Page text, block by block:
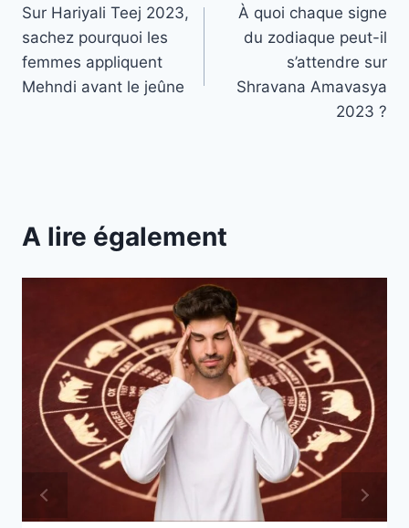
de
l’article
Sur Hariyali Teej 2023,
sachez pourquoi les
femmes appliquent
Mehndi avant le jeûne
À quoi chaque signe
du zodiaque peut-il
s’attendre sur
Shravana Amavasya
2023 ?
A lire également